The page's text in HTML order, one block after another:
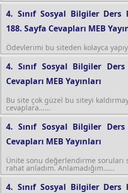
4. Sınıf Sosyal Bilgiler Ders
188. Sayfa Cevapları MEB
Ödevlerimi bu siteden kolayca
4. Sınıf Sosyal Bilgiler
Cevapları MEB Yayınları
Bu site çok güzel bu siteyi
cevaplara…...
4. Sınıf Sosyal Bilgiler
Cevapları MEB Yayınları
Ünite sonu değerlendirme soruları
rahat anladım. Anlamadığım…...
4. Sınıf Sosyal Bilgiler Ders